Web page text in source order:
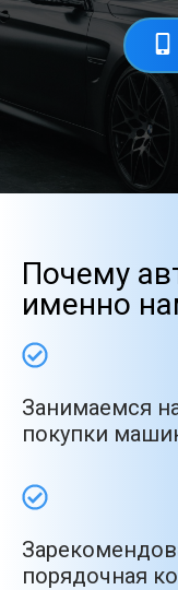
Почему
именно
Занимаемся
покупки
порядочная